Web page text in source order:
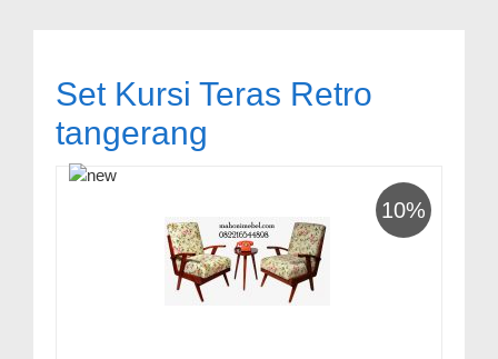
Set Kursi Teras Retro
tangerang
10%